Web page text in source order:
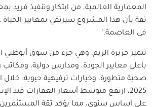
المعمارية العالمية، من ابتكار وتنفيذ فريد
ثقة بأن هذا المشروع سيرتقي بمعايير الحياة
في العاصمة."
تتميز جزيرة الريم، وهي جزء من سوق أبوظبي
بأعلى معايير الجودة، ومدارس دولية، ومكاتب
صحية متطورة، وخيارات ترفيهية حيوية. خلال
على أساس سنوي، مما يؤكد ثقة المستثمرين